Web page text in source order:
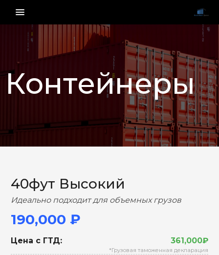
menu_vert
Контейнеры
НАЗАД ВПЕРЕД
40фут Высокий
Идеально подходит для объемных грузов
190,000 ₽
Цена с ГТД: 361,000₽
*Грузовая таможенная декларация